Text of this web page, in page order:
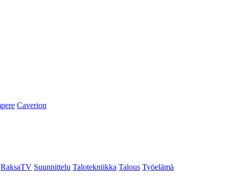
Caverion
RaksaTV Suunnittelu Talotekniikka Talous Työelämä